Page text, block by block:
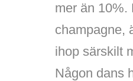
mer än 10%.
champagne,
ihop särskilt
Någon dans